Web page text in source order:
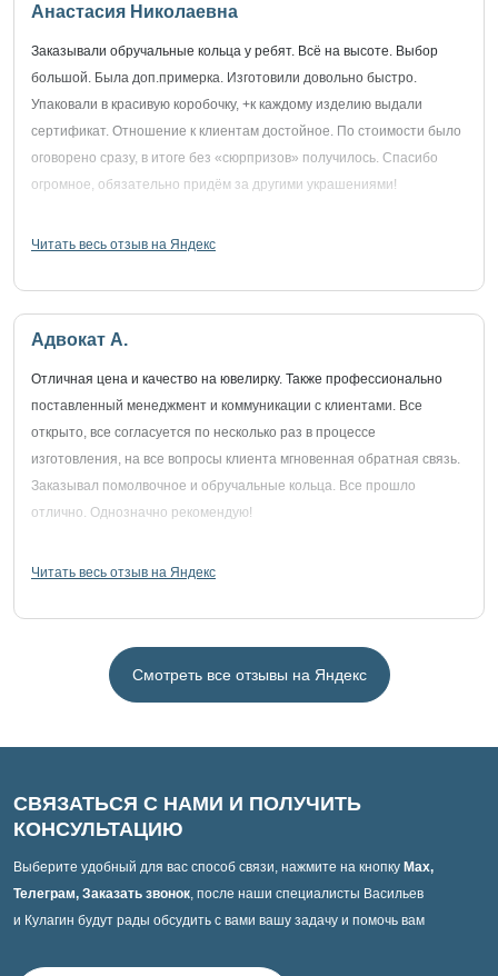
Анастасия Николаевна
Заказывали обручальные кольца у ребят. Всё на высоте. Выбор
большой. Была доп.примерка. Изготовили довольно быстро.
Упаковали в красивую коробочку, +к каждому изделию выдали
сертификат. Отношение к клиентам достойное. По стоимости было
оговорено сразу, в итоге без «сюрпризов» получилось. Спасибо
огромное, обязательно придём за другими украшениями!
Читать весь отзыв на Яндекс
Адвокат А.
Отличная цена и качество на ювелирку. Также профессионально
поставленный менеджмент и коммуникации с клиентами. Все
открыто, все согласуется по несколько раз в процессе
изготовления, на все вопросы клиента мгновенная обратная связь.
Заказывал помолвочное и обручальные кольца. Все прошло
отлично. Однозначно рекомендую!
Читать весь отзыв на Яндекс
Смотреть все отзывы на Яндекс
СВЯЗАТЬСЯ С НАМИ И ПОЛУЧИТЬ
КОНСУЛЬТАЦИЮ
Выберите удобный для вас способ связи, нажмите на кнопку Max,
Телеграм, Заказать звонок, после наши специалисты Васильев
и Кулагин будут рады обсудить с вами вашу задачу и помочь вам